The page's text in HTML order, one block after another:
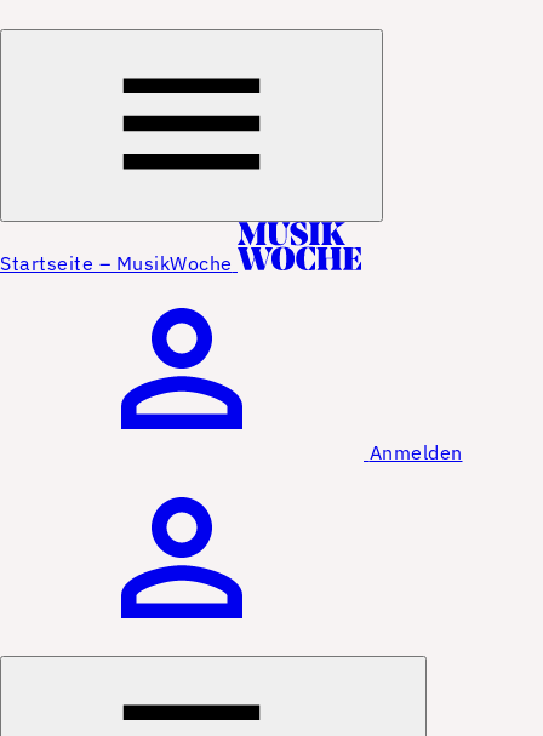
Startseite – MusikWoche
Anmelden